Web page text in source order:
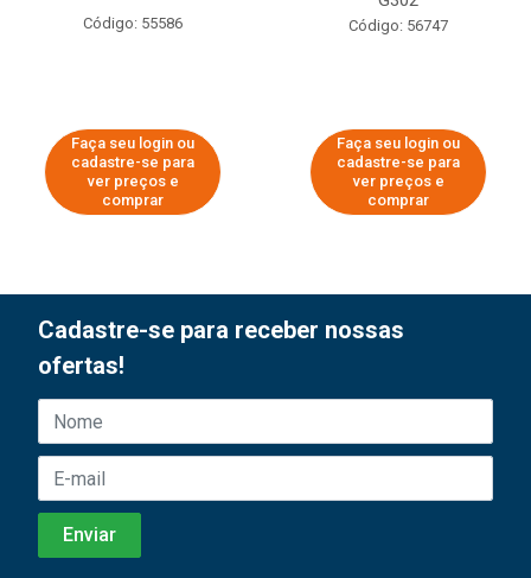
Código: 55586
Faça seu login ou
cadastre-se para
ver preços e
comprar
Código: 56747
Faça seu login ou
cadastre-se para
ver preços e
comprar
Cadastre-se para receber nossas
ofertas!